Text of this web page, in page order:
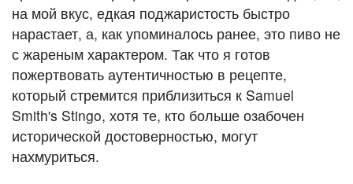
на мой вкус, едкая поджаристость быстро
нарастает, а, как упоминалось ранее, это пиво не
с жареным характером. Так что я готов
пожертвовать аутентичностью в рецепте,
который стремится приблизиться к Samuel
Smith's Stingo, хотя те, кто больше озабочен
исторической достоверностью, могут
нахмуриться.